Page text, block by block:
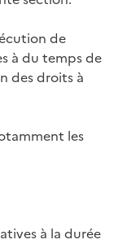
de
à du temps de
des droits à
les
à la durée